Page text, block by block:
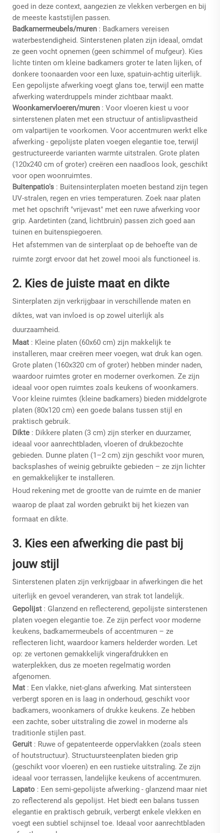
goed in deze context, aangezien ze vlekken verbergen en bij
de meeste kaststijlen passen.
Badkamermeubels/muren : Badkamers vereisen
waterbestendigheid. Sinterstenen platen zijn ideaal, omdat
ze geen vocht opnemen (geen schimmel of mufgeur). Kies
lichte tinten om kleine badkamers groter te laten lijken, of
donkere toonaarden voor een luxe, spatuin-achtig uiterlijk.
Een gepolijste afwerking voegt glans toe, terwijl een matte
afwerking waterdruppels minder zichtbaar maakt.
Woonkamervloeren/muren : Voor vloeren kiest u voor
sinterstenen platen met een structuur of antislipvastheid
om valpartijen te voorkomen. Voor accentmuren werkt elke
afwerking - gepolijste platen voegen elegantie toe, terwijl
gestructureerde varianten warmte uitstralen. Grote platen
(120x240 cm of groter) creëren een naadloos look, geschikt
voor open woonruimtes.
Buitenpatio's : Buitensinterplaten moeten bestand zijn tegen
UV-stralen, regen en vries temperaturen. Zoek naar platen
met het opschrift "vrijevast" met een ruwe afwerking voor
grip. Aardetinten (zand, lichtbruin) passen zich goed aan
tuinen en buitenspiegoeren.
Het afstemmen van de sinterplaat op de behoefte van de
ruimte zorgt ervoor dat het zowel mooi als functioneel is.
2. Kies de juiste maat en dikte
Sinterplaten zijn verkrijgbaar in verschillende maten en
diktes, wat van invloed is op zowel uiterlijk als
duurzaamheid.
Maat : Kleine platen (60x60 cm) zijn makkelijk te
installeren, maar creëren meer voegen, wat druk kan ogen.
Grote platen (160x320 cm of groter) hebben minder naden,
waardoor ruimtes groter en moderner overkomen. Ze zijn
ideaal voor open ruimtes zoals keukens of woonkamers.
Voor kleine ruimtes (kleine badkamers) bieden middelgrote
platen (80x120 cm) een goede balans tussen stijl en
praktisch gebruik.
Dikte : Dikkere platen (3 cm) zijn sterker en duurzamer,
ideaal voor aanrechtbladen, vloeren of drukbezochte
gebieden. Dunne platen (1–2 cm) zijn geschikt voor muren,
backsplashes of weinig gebruikte gebieden – ze zijn lichter
en gemakkelijker te installeren.
Houd rekening met de grootte van de ruimte en de manier
waarop de plaat zal worden gebruikt bij het kiezen van
formaat en dikte.
3. Kies een afwerking die past bij
jouw stijl
Sinterstenen platen zijn verkrijgbaar in afwerkingen die het
uiterlijk en gevoel veranderen, van strak tot landelijk.
Gepolijst : Glanzend en reflecterend, gepolijste sinterstenen
platen voegen elegantie toe. Ze zijn perfect voor moderne
keukens, badkamermeubels of accentmuren – ze
reflecteren licht, waardoor kamers helderder worden. Let
op: ze vertonen gemakkelijk vingerafdrukken en
waterplekken, dus ze moeten regelmatig worden
afgenomen.
Mat : Een vlakke, niet-glans afwerking. Mat sintersteen
verbergt sporen en is laag in onderhoud, geschikt voor
badkamers, woonkamers of drukke keukens. Ze hebben
een zachte, sober uitstraling die zowel in moderne als
traditionle stijlen past.
Geruit : Ruwe of gepatenteerde oppervlakken (zoals steen
of houtstructuur). Structuursteenplaten bieden grip
(geschikt voor vloeren) en een rustieke uitstraling. Ze zijn
ideaal voor terrassen, landelijke keukens of accentmuren.
Lapato : Een semi-gepolijste afwerking - glanzend maar niet
zo reflecterend als gepolijst. Het biedt een balans tussen
elegantie en praktisch gebruik, verbergt enkele vlekken en
voegt een subtiel schijnsel toe. Ideaal voor aanrechtbladen